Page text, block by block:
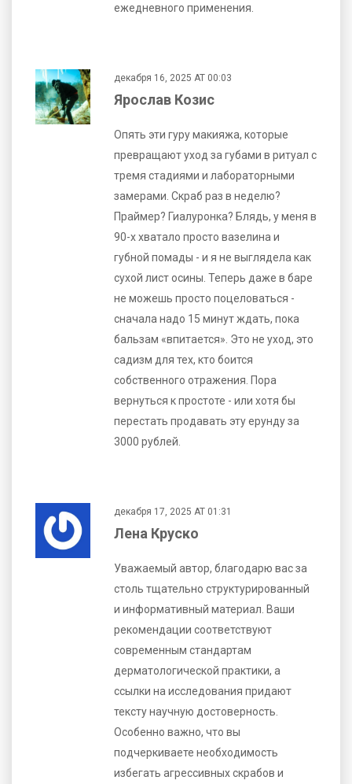
ежедневного применения.
декабря 16, 2025 AT 00:03
Ярослав Козис
Опять эти гуру макияжа, которые
превращают уход за губами в ритуал с
тремя стадиями и лабораторными
замерами. Скраб раз в неделю?
Праймер? Гиалуронка? Блядь, у меня в
90-х хватало просто вазелина и
губной помады - и я не выглядела как
сухой лист осины. Теперь даже в баре
не можешь просто поцеловаться -
сначала надо 15 минут ждать, пока
бальзам «впитается». Это не уход, это
садизм для тех, кто боится
собственного отражения. Пора
вернуться к простоте - или хотя бы
перестать продавать эту ерунду за
3000 рублей.
декабря 17, 2025 AT 01:31
Лена Круско
Уважаемый автор, благодарю вас за
столь тщательно структурированный
и информативный материал. Ваши
рекомендации соответствуют
современным стандартам
дерматологической практики, а
ссылки на исследования придают
тексту научную достоверность.
Особенно важно, что вы
подчеркиваете необходимость
избегать агрессивных скрабов и